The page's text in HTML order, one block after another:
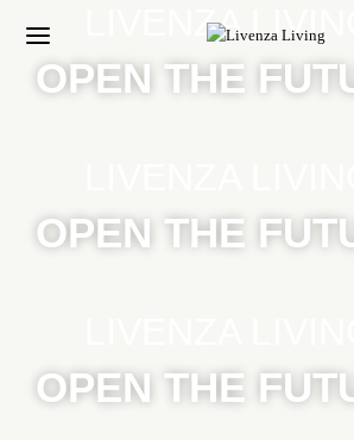
LIVENZA LIVING
OPEN THE
OPEN THE
OPEN THE